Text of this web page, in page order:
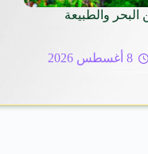
البحر والطبيعة
8 أغسطس 2026